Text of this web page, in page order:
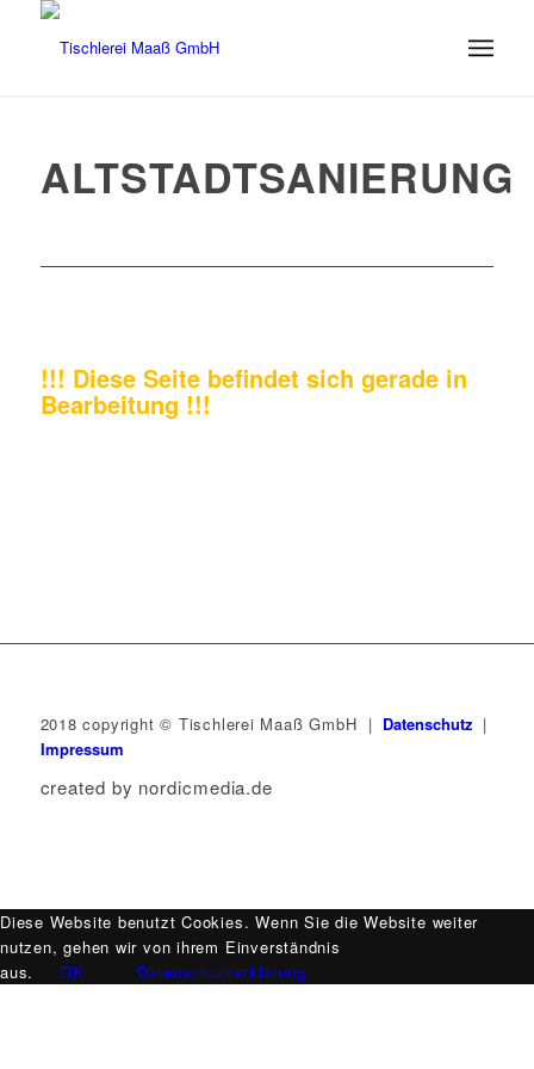
ALTSTADTSANIERUNG
!!! Diese Seite befindet sich gerade in
Bearbeitung !!!
2018 copyright © Tischlerei Maaß GmbH | Datenschutz |
Impressum
created by nordicmedia.de
Diese Website benutzt Cookies. Wenn Sie die Website weiter
nutzen, gehen wir von ihrem Einverständnis
aus.
OK Datenschutzerklärung